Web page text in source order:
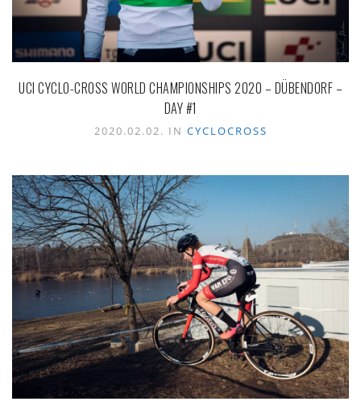
UCI CYCLO-CROSS WORLD CHAMPIONSHIPS 2020 – DÜBENDORF –
DAY #1
2020.02.02. IN CYCLOCROSS